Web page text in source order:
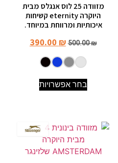
מזוודה 25 לוס אנגלס מבית
היוקרה eternity קשיחות
איכותיות ומרווחת במיוחד.
500.00₪
390.00 ₪
בחר אפשרויות